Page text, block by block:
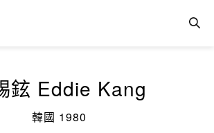
鉉 Eddie Kang
韓國 1980